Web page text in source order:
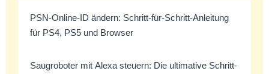
PSN-Online-ID ändern: Schritt-für-Schritt-Anleitung
für PS4, PS5 und Browser
Saugroboter mit Alexa steuern: Die ultimative Schritt-